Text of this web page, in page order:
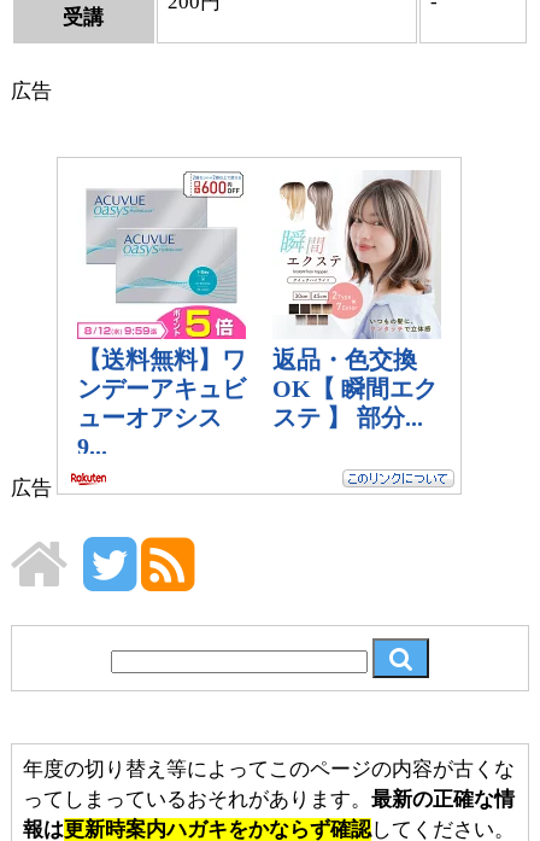
受講
広告
広告
年度の切り替え等によってこのページの内容が古くな
ってしまっているおそれがあります。 最新の正確な情
報は更新時案内ハガキをかならず確認してください。